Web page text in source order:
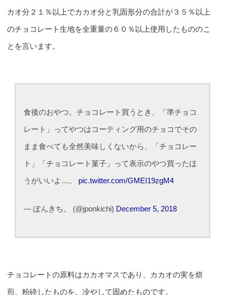
カオ分２１％以上でカカオ分と乳固形分の合計が３５％以上
のチョコレート生地を全重量の６０％以上使用したもののこ
とを言います。
食後のおやつ。チョコレート買うとき、「準チョコ
レート」ってやつはコーティング用のチョコでその
まま食べても全然美味しくないから、「チョコレー
ト」「チョコレート菓子」って表示のやつ買ったほ
うがいいよ…。 pic.twitter.com/GMEI19zgM4
— ぽんきち。 (@jponkichi) December 5, 2018
チョコレートの原料はカカオマスであり、カカオの実を焙
煎、粉砕したものを、冷やして固めたものです。